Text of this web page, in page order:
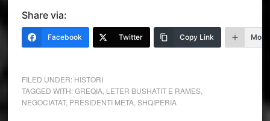
Share via:
Facebook Twitter Copy Link More
FILED UNDER: HISTORI
TAGGED WITH:GREQIA, LETER BUSHATIT E RAMES,
NEGOCIATAT, PRESIDENTI META, SHQIPERIA